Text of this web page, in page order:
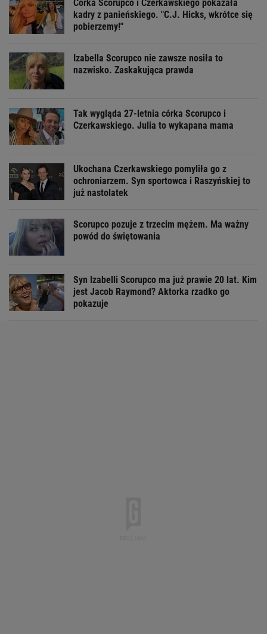
Córka Scorupco i Czerkawskiego pokazała
kadry z panieńskiego. "C.J. Hicks, wkrótce się
pobierzemy!"
Izabella Scorupco nie zawsze nosiła to
nazwisko. Zaskakująca prawda
Tak wygląda 27-letnia córka Scorupco i
Czerkawskiego. Julia to wykapana mama
Ukochana Czerkawskiego pomyliła go z
ochroniarzem. Syn sportowca i Raszyńskiej to
już nastolatek
Scorupco pozuje z trzecim mężem. Ma ważny
powód do świętowania
Syn Izabelli Scorupco ma już prawie 20 lat. Kim
jest Jacob Raymond? Aktorka rzadko go
pokazuje